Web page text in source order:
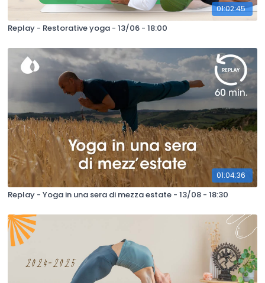
01:02:45
Replay - Restorative yoga - 13/06 - 18:00
01:04:36
Replay - Yoga in una sera di mezza estate - 13/08 - 18:30